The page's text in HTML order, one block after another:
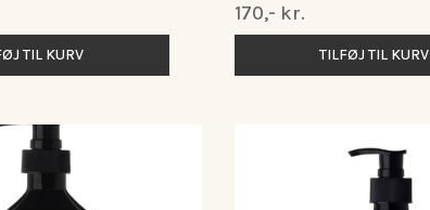
TIL KURV
Normalpris
170,- kr.
TILFØJ TIL KURV